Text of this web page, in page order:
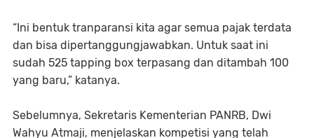
“Ini bentuk tranparansi kita agar semua pajak terdata
dan bisa dipertanggungjawabkan. Untuk saat ini
sudah 525 tapping box terpasang dan ditambah 100
yang baru,” katanya.
Sebelumnya, Sekretaris Kementerian PANRB, Dwi
Wahyu Atmaji, menjelaskan kompetisi yang telah